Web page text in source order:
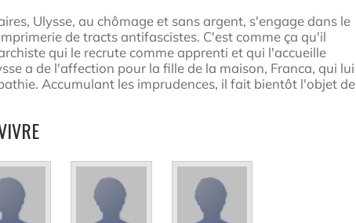
Ulysse, au chômage et sans argent, s'engage dans le
de tracts antifascistes. C'est comme ça qu'il
qui le recrute comme apprenti et qui l'accueille
a de l'affection pour la fille de la maison, Franca, qui lui
Accumulant les imprudences, il fait bientôt l'objet de